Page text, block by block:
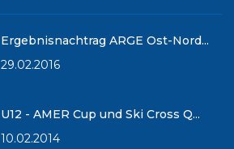
Ergebnisnachtrag ARGE Ost-Nord...
29.02.2016
U12 - AMER Cup und Ski Cross Q...
10.02.2014